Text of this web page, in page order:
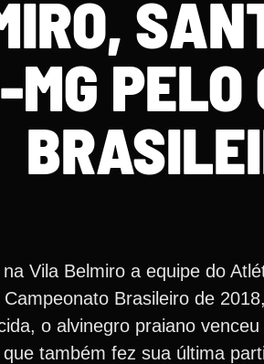
PELO
Vila Belmiro a equipe do
Brasileiro de
o alvinegro praiano
também fez sua última